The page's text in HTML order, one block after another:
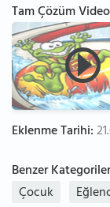
Tam Çözüm
Eklenme Tarihi:
Benzer
Çocuk